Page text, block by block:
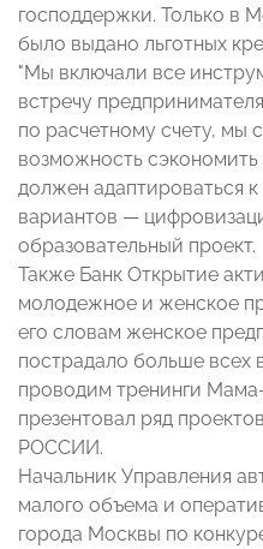
господдержки. Только в
было выдано льготных
"Мы включали все
встречу
по расчетному счету, мы
возможность сэкономить
должен адаптироваться
вариантов —
образовательный проект.
Также Банк Открытие
молодежное и женское
его словам женское
пострадало больше
проводим тренинги
презентовал ряд
РОССИИ.
Начальник Управления
малого объема и
города Москвы по